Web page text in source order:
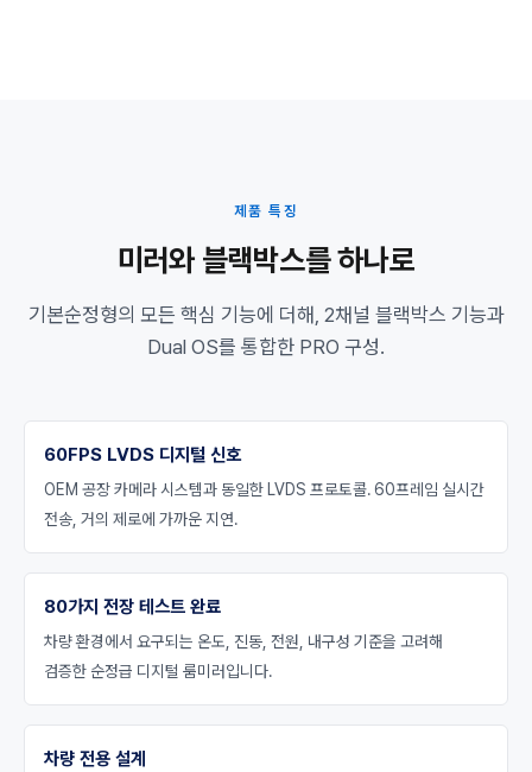
제품 특징
미러와 블랙박스를 하나로
기본순정형의 모든 핵심 기능에 더해, 2채널 블랙박스 기능과
Dual OS를 통합한 PRO 구성.
60FPS LVDS 디지털 신호
OEM 공장 카메라 시스템과 동일한 LVDS 프로토콜. 60프레임 실시간
전송, 거의 제로에 가까운 지연.
80가지 전장 테스트 완료
차량 환경에서 요구되는 온도, 진동, 전원, 내구성 기준을 고려해
검증한 순정급 디지털 룸미러입니다.
차량 전용 설계